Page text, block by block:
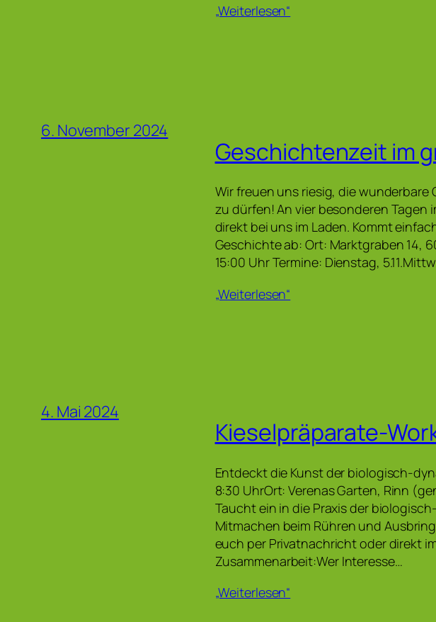
„Weiterlesen“
6. November 2024
Geschichtenzeit im
Wir freuen uns riesig, die
zu dürfen! An vier besonderen Tagen
direkt bei uns im Laden. Kommt
Geschichte ab: Ort: Marktgraben 14,
15:00 Uhr Termine: Dienstag,
„Weiterlesen“
4. Mai 2024
Kieselpräparate-
Entdeckt die Kunst der biologisch-
8:30 UhrOrt: Verenas Garten, Rinn
Taucht ein in die Praxis der
Mitmachen beim Rühren und
euch per Privatnachricht oder direkt
Zusammenarbeit:Wer Interesse…
„Weiterlesen“